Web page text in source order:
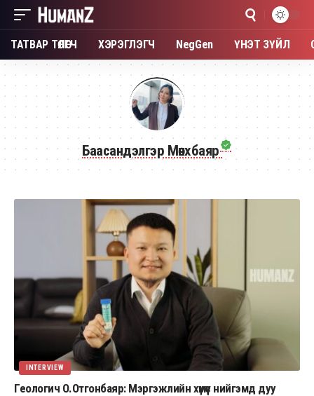
ТАТВАР ТӨЛӨГЧ ХЭРЭГЛЭГЧ NegGen ҮНЭТ ЗҮЙЛ
Баасандэлгэр Мөнхбаяр
INTERVIEW
Геологич О.Отгонбаяр: Мэргэжлийн хүмүүс нийгэмд дуу